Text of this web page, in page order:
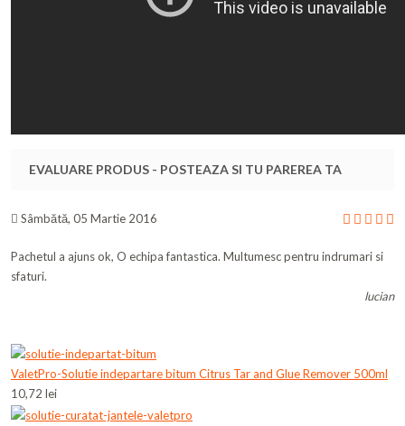
EVALUARE PRODUS - POSTEAZA SI TU PAREREA TA
Sâmbătă, 05 Martie 2016
Pachetul a ajuns ok, O echipa fantastica. Multumesc pentru indrumari si
sfaturi.
lucian
ValetPro-Solutie indepartare bitum Citrus Tar and Glue Remover 500ml
10,72 lei